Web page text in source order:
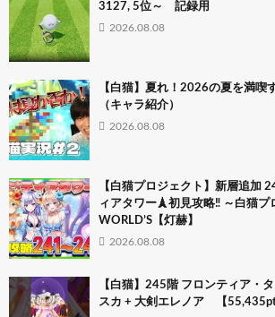
3127, 5位～ 記録用
2026.08.08
【白猫】夏れ！2026の夏を満喫
（キャラ紹介）
2026.08.08
【白猫プロジェクト】新層追加
ィアタワー🗼初見攻略‼ ～白猫プ
WORLD’S【灯赫】
2026.08.08
【白猫】245階 フロンティア・
スカ + 大剣エレノア 【55,435pt